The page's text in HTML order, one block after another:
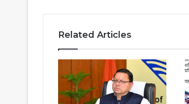
Related Articles